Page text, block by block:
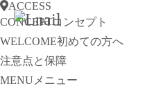
ACCESS
CONCEPTコンセプト
WELCOME初めての方へ
注意点と保障
MENU メニュー